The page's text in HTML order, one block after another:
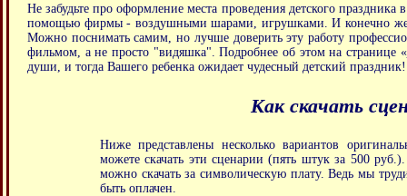
Не забудьте про оформление места проведения детского
помощью фирмы - воздушными шарами, игрушками. И конечно
Можно поснимать самим, но лучше доверить эту работу
фильмом, а не просто "видяшка". Подробнее об этом на странице «
души, и тогда Вашего ребенка ожидает чудесный детский праздник!
Как скачать
Ниже представлены несколько вариантов
можете скачать эти сценарии (пять штук за 500
можно скачать за символическую плату. Ведь мы
быть оплачен.